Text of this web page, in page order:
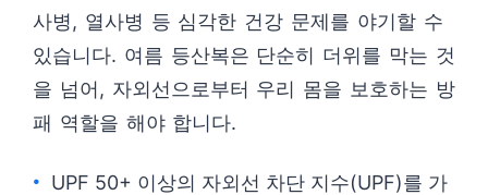
사병, 열사병 등 심각한 건강 문제를 야기할 수
있습니다. 여름 등산복은 단순히 더위를 막는 것
을 넘어, 자외선으로부터 우리 몸을 보호하는 방
패 역할을 해야 합니다.
UPF 50+ 이상의 자외선 차단 지수(UPF)를 가